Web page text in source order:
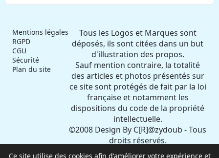
Mentions légales
RGPD
CGU
Sécurité
Plan du site
Tous les Logos et Marques sont
déposés, ils sont citées dans un but
d'illustration des propos.
Sauf mention contraire, la totalité
des articles et photos présentés sur
ce site sont protégés de fait par la loi
française et notamment les
dispositions du code de la propriété
intellectuelle.
©2008 Design By C[R]@zydoub - Tous
droits réservés.
Toute reproduction même partielle
Ce site utilise des cookies afin d'améliorer votre expérience et